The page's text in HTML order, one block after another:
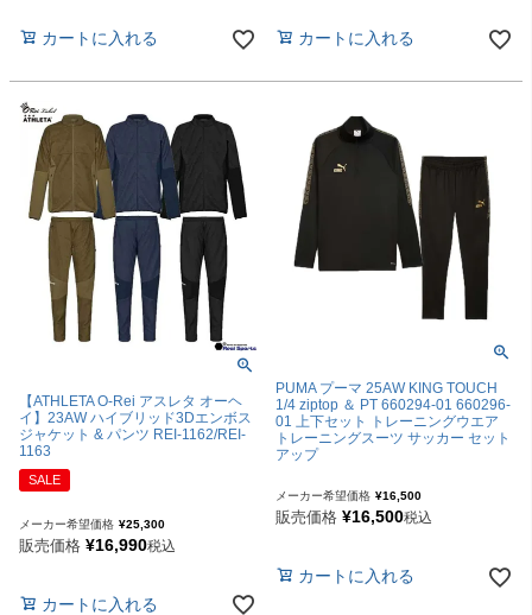
カートに入れる カートに入れる
【ATHLETA O-Rei アスレタ オーヘ
イ】23AW ハイブリッド3Dエンボス
ジャケット & パンツ REI-1162/REI-
1163
SALE
メーカー希望価格 ¥25,300
販売価格 ¥16,990税込
カートに入れる
PUMA プーマ 25AW KING TOUCH
1/4 ziptop ＆ PT 660294-01 660296-
01 上下セット トレーニングウエア
トレーニングスーツ サッカー セット
アップ
メーカー希望価格 ¥16,500
販売価格 ¥16,500税込
カートに入れる